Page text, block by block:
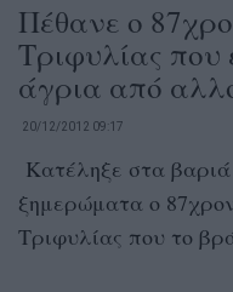
Πέθανε ο
Τριφυλίας που
άγρια από
20/12/2012 09:17
Κατέληξε στα
ξημερώματα ο
Τριφυλίας που το